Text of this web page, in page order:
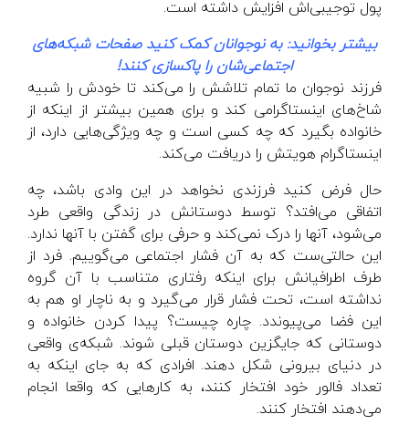
پول توجیبی‌اش افزایش داشته است.
بیشتر بخوانید:به نوجوانان کمک کنید صفحات شبکه‌های
اجتماعی‌شان را پاکسازی کنند!
فرزند نوجوان ما تمام تلاشش را می‌کند تا خودش را شبیه
شاخ‌های اینستاگرامی کند و برای همین بیشتر از اینکه از
خانواده بگیرد که چه کسی است و چه ویژگی‌هایی دارد، از
اینستاگرام هویتش را دریافت می‌کند.
حال فرض کنید فرزندی نخواهد در این وادی باشد، چه
اتفاقی می‌افتد؟ توسط دوستانش در زندگی واقعی طرد
می‌شود، آنها را درک نمی‌کند و حرفی برای گفتن با آنها ندارد.
این حالتی‌ست که به آن فشار اجتماعی می‌گوییم. فرد از
طرف اطرافیانش برای اینکه رفتاری متناسب با آن گروه
نداشته است، تحت فشار قرار می‌گیرد و به ناچار او هم به
این فضا می‌پیوندد. چاره چیست؟ پیدا کردن خانواده و
دوستانی که جایگزین دوستان قبلی شوند. شبکه‌ی واقعی
در دنیای بیرونی شکل دهند. افرادی که به جای اینکه به
تعداد فالور خود افتخار کنند، به کارهایی که واقعا انجام
می‌دهند افتخار کنند.